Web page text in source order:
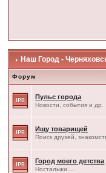
Наш Город -
Форум
Пульс города
Новости, события и др.
Ищу товарищей
Поиск друзей,
Город моего детства
Ностальжи....